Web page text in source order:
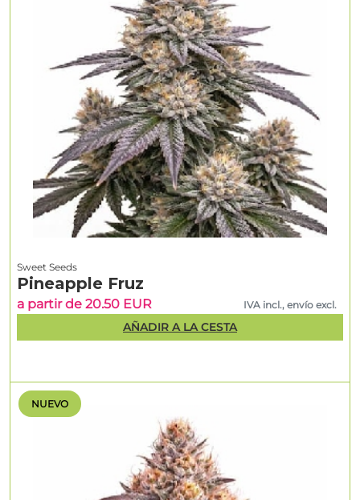
NUEVO
Sweet Seeds
Pineapple Fruz
a partir de 20.50 EUR IVA incl., envío excl.
AÑADIR A LA CESTA